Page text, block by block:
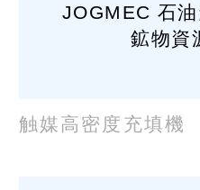
JOGMEC 石
鉱物資
触媒高密度充填機